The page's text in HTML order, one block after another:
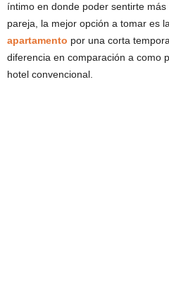
íntimo en donde poder sentirte
pareja, la mejor opción a tomar es
apartamento por una corta
diferencia en comparación a como
hotel convencional.